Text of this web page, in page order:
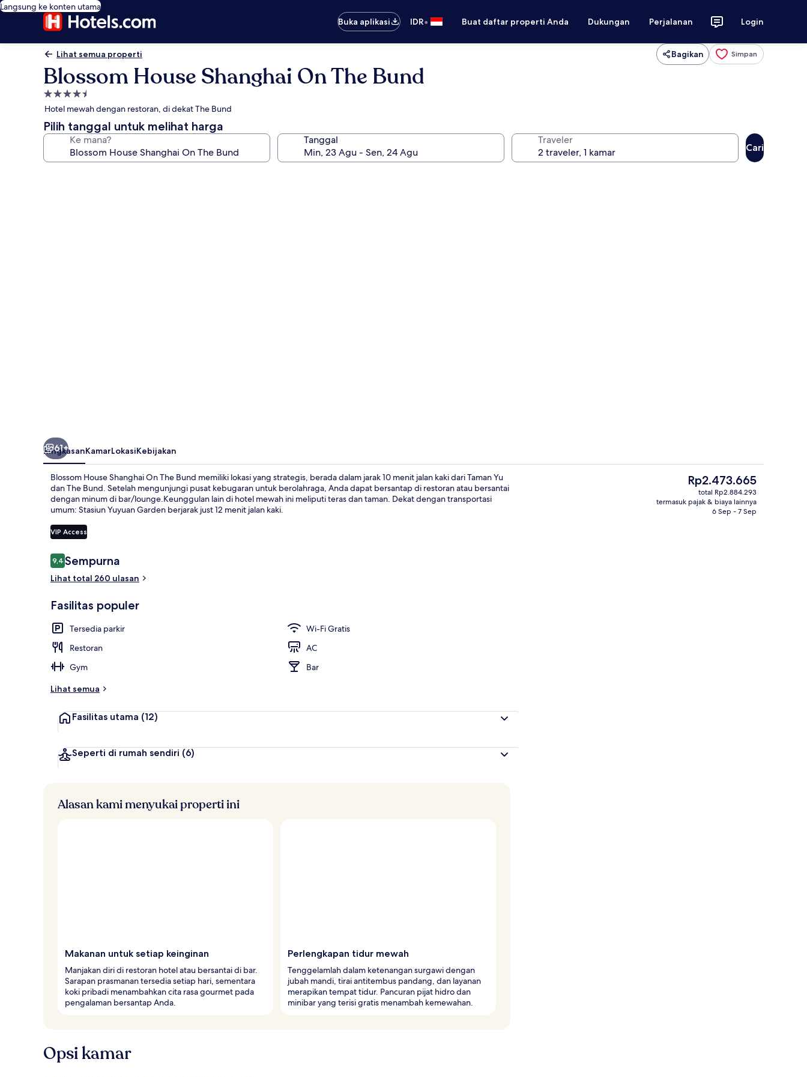
Langsung ke konten utama
Buka aplikasi
IDR• Buat daftar properti Anda Dukungan Perjalanan Login
Lihat semua properti Bagikan Simpan
Blossom House Shanghai On The Bund
Properti
bintang
4.5
Hotel mewah dengan restoran, di dekat The Bund
Pilih tanggal untuk melihat harga
Ke mana? Tanggal Traveler
Cari
Teras/patio
61+
RingkasanKamarLokasiKebijakan
Blossom House Shanghai On The Bund memiliki lokasi yang strategis, berada dalam jarak 10 menit jalan kaki dari Taman Yu
dan The Bund. Setelah mengunjungi pusat kebugaran untuk berolahraga, Anda dapat bersantap di restoran atau bersantai
dengan minum di bar/lounge.Keunggulan lain di hotel mewah ini meliputi teras dan taman. Dekat dengan transportasi
umum: Stasiun Yuyuan Garden berjarak just 12 menit jalan kaki.
VIP Access
Ulasan
9,49,4 dari 10
Sempurna
Lihat total 260 ulasan
Fasilitas populer
Tersedia parkir
Wi-Fi Gratis
Restoran
AC
Gym
Bar
Lihat semua
Fasilitas utama (12)
Seperti di rumah sendiri (6)
Harga
saat
ini
Rp2.473.665
Rp2.473.665
total Rp2.884.293
termasuk pajak & biaya lainnya
6 Sep - 7 Sep
Alasan kami menyukai properti ini
Makanan untuk setiap keinginan
Manjakan diri di restoran hotel atau bersantai di bar.
Sarapan prasmanan tersedia setiap hari, sementara
koki pribadi menambahkan cita rasa gourmet pada
pengalaman bersantap Anda.
Perlengkapan tidur mewah
Tenggelamlah dalam ketenangan surgawi dengan
jubah mandi, tirai antitembus pandang, dan layanan
merapikan tempat tidur. Pancuran pijat hidro dan
minibar yang terisi gratis menambah kemewahan.
Opsi kamar